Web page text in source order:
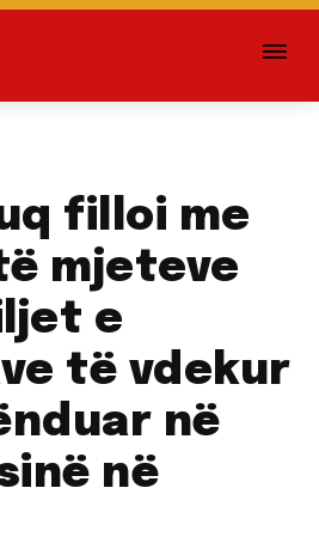
filloi me
mjeteve
e
të vdekur
në
në